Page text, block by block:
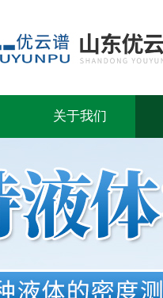
关于我们